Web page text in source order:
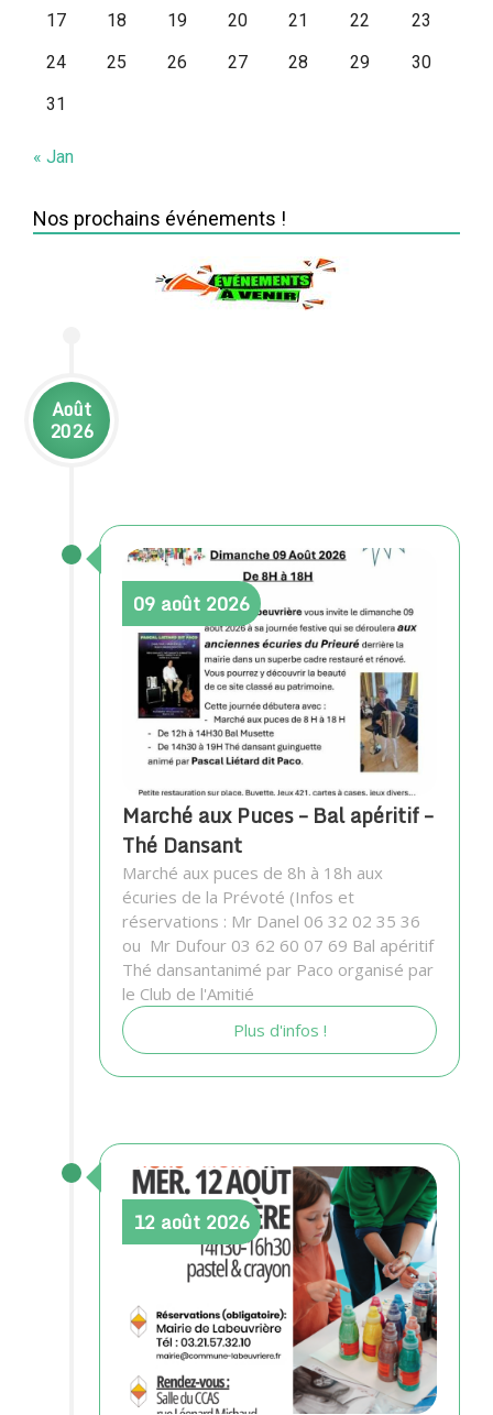
17 18 19 20 21 22
23
24
25 26 27 28 29
30
31
« Jan
Nos prochains événements !
Août
2026
09 août 2026
Marché aux Puces – Bal apéritif –
Thé Dansant
Marché aux puces de 8h à 18h aux
écuries de la Prévoté (Infos et
réservations : Mr Danel 06 32 02 35 36
ou Mr Dufour 03 62 60 07 69 Bal apéritif
Thé dansantanimé par Paco organisé par
le Club de l'Amitié
Plus d'infos !
12 août 2026